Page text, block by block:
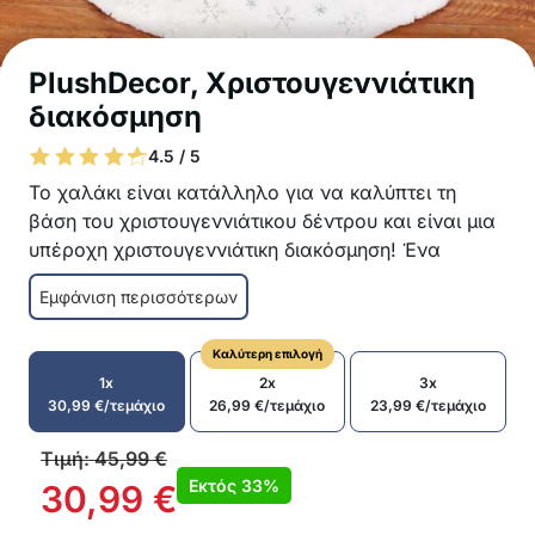
PlushDecor, Χριστουγεννιάτικη
διακόσμηση
4.5 / 5
Το χαλάκι είναι κατάλληλο για να καλύπτει τη
βάση του χριστουγεννιάτικου δέντρου και είναι μια
υπέροχη χριστουγεννιάτικη διακόσμηση! Ένα
αφράτο απαλό χαλάκι με νιφάδες χιονιού θα
δημιουργήσει μια πραγματικά χριστουγεννιάτικη
ατμόσφαιρα και θα κρύψει τη βάση του
χριστουγεννιάτικου δέντρου!
Η απόλυτη χριστουγεννιάτικη διακόσμηση
Το χριστουγεννιάτικο δέντρο ποτέ δεν
φαινόταν καλύτερο
Απαλό χαλάκι για κάτω από το
χριστουγεννιάτικο δέντρο/li>
Εμφάνιση περισσότερων
1x
30,99€/τεμάχιο
Καλύτερη επιλογή
2x
26,99€/τεμάχιο
3x
23,99€/τεμάχιο
Τιμή:45,99€
30,99 € Εκτός 33%